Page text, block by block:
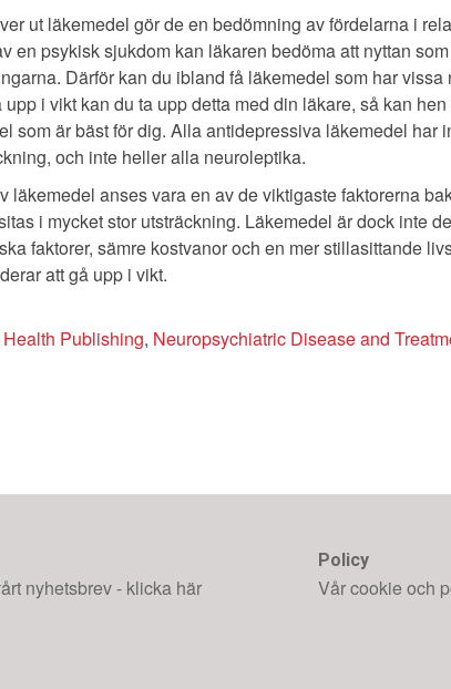
ut läkemedel gör de en bedömning av fördelarna i
en psykisk sjukdom kan läkaren bedöma att nyttan
Därför kan du ibland få läkemedel som har
upp i vikt kan du ta upp detta med din läkare, så kan
som är bäst för dig. Alla antidepressiva läkemedel har
och inte heller alla neuroleptika.
läkemedel anses vara en av de viktigaste faktorerna
i mycket stor utsträckning. Läkemedel är dock inte
faktorer, sämre kostvanor och en mer stillasittande
att gå upp i vikt.
Publishing, Neuropsychiatric Disease and
nyhetsbrev - klicka här
Policy
Vår cookie och